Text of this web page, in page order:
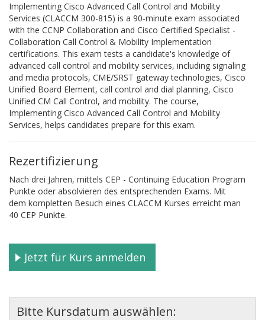
Implementing Cisco Advanced Call Control and Mobility
Services (CLACCM 300-815) is a 90-minute exam associated
with the CCNP Collaboration and Cisco Certified Specialist -
Collaboration Call Control & Mobility Implementation
certifications. This exam tests a candidate's knowledge of
advanced call control and mobility services, including signaling
and media protocols, CME/SRST gateway technologies, Cisco
Unified Board Element, call control and dial planning, Cisco
Unified CM Call Control, and mobility. The course,
Implementing Cisco Advanced Call Control and Mobility
Services, helps candidates prepare for this exam.
Rezertifizierung
Nach drei Jahren, mittels CEP - Continuing Education Program
Punkte oder absolvieren des entsprechenden Exams. Mit
dem kompletten Besuch eines CLACCM Kurses erreicht man
40 CEP Punkte.
Jetzt für Kurs anmelden
Bitte Kursdatum auswählen: